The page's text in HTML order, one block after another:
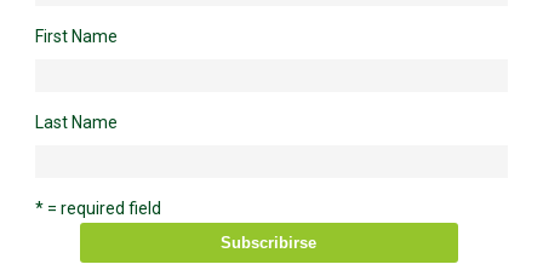
First Name
Last Name
* = required field